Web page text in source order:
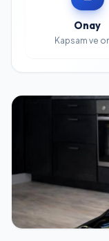
Onay
Kapsam ve